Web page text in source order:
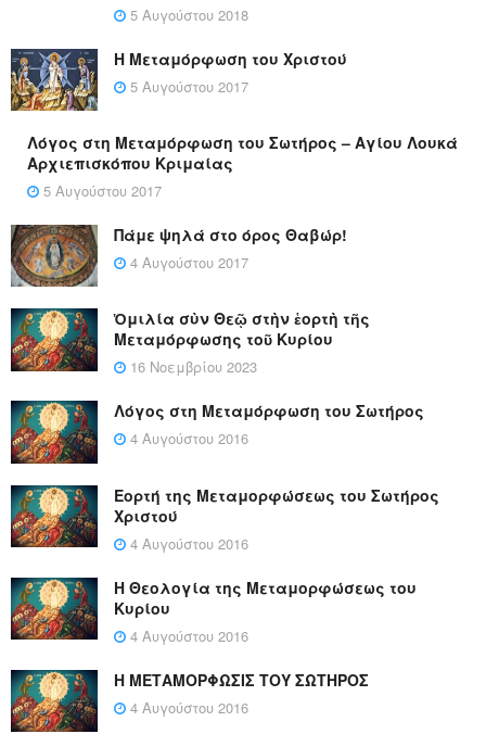
5 Αυγούστου 2018
Η Μεταμόρφωση του Χριστού
5 Αυγούστου 2017
Λόγος στη Μεταμόρφωση του Σωτήρος – Αγίου Λουκά
Αρχιεπισκόπου Κριμαίας
5 Αυγούστου 2017
Πάμε ψηλά στο όρος Θαβώρ!
4 Αυγούστου 2017
Ὁμιλία σὺν Θεῷ στὴν ἑορτὴ τῆς
Μεταμόρφωσης τοῦ Κυρίου
16 Νοεμβρίου 2023
Λόγος στη Μεταμόρφωση του Σωτήρος
4 Αυγούστου 2016
Εορτή της Μεταμορφώσεως του Σωτήρος
Χριστού
4 Αυγούστου 2016
Η Θεολογία της Μεταμορφώσεως του
Κυρίου
4 Αυγούστου 2016
Η ΜΕΤΑΜΟΡΦΩΣΙΣ ΤΟΥ ΣΩΤΗΡΟΣ
4 Αυγούστου 2016